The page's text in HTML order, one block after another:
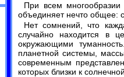
При всем
объединяет нечто общее:
Нет сомнений, что
случайно находится в
окружающими
планетной системы,
современным
которых близки к